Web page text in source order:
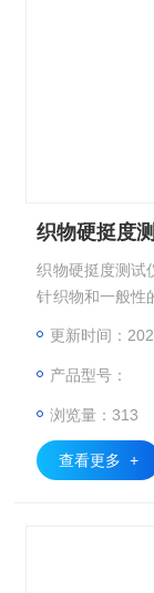
织物硬挺度
织物硬挺度测试
针织物和一般性
定，同时也适
更新时间：
产品型号：
浏览量：313
查看更多 +